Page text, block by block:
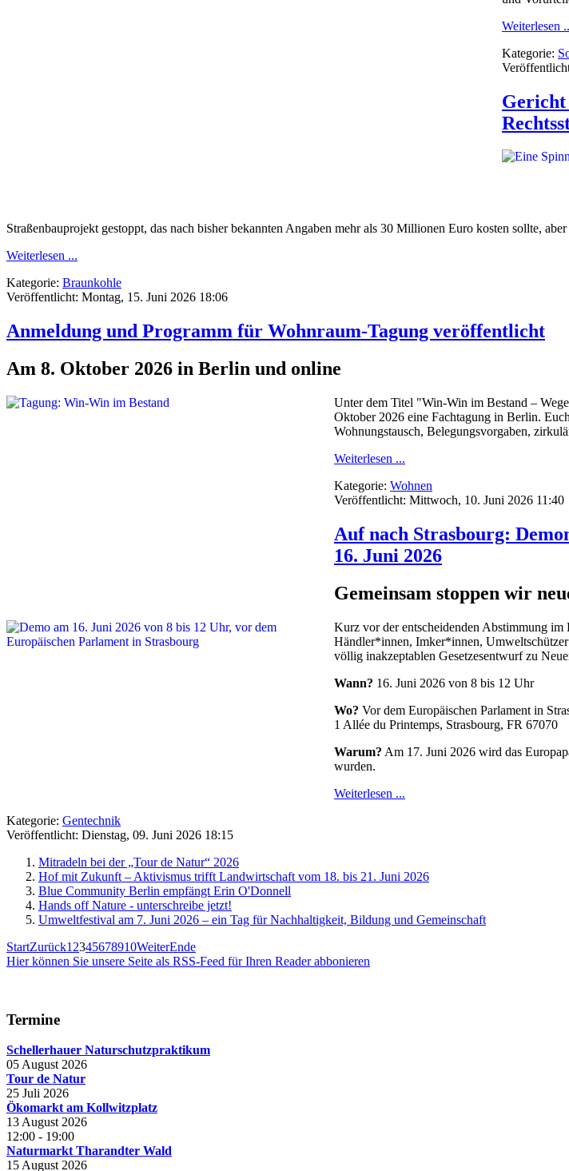
Weiterlesen
Kategorie:
Gericht
Straßenbauprojekt gestoppt, das nach bisher bekannten Angaben mehr als 30 Millionen Euro kosten sollte,
Weiterlesen ...
Kategorie: Braunkohle
Veröffentlicht: Montag, 15. Juni 2026 18:06
Anmeldung und Programm für Wohnraum-Tagung veröffentlicht
Am 8. Oktober 2026 in Berlin und online
Unter dem Titel "Win-Win im Bestand –
Oktober 2026 eine Fachtagung in Berlin.
Wohnungstausch, Belegungsvorgaben,
Weiterlesen ...
Kategorie: Wohnen
Veröffentlicht: Mittwoch, 10. Juni 2026 11:40
Auf nach Strasbourg:
16. Juni 2026
Gemeinsam stoppen wir
Kurz vor der entscheidenden Abstimmung
Händler*innen, Imker*innen,
völlig inakzeptablen Gesetzesentwurf zu
Wann? 16. Juni 2026 von 8 bis 12 Uhr
Wo? Vor dem Europäischen Parlament in
1 Allée du Printemps, Strasbourg, FR 67070
Warum? Am 17. Juni 2026 wird das
wurden.
Weiterlesen ...
Kategorie: Gentechnik
Veröffentlicht: Dienstag, 09. Juni 2026 18:15
Mitradeln bei der „Tour de Natur“ 2026
Hof mit Zukunft – Aktivismus trifft Landwirtschaft vom 18. bis 21. Juni 2026
Blue Community Berlin empfängt Erin O'Donnell
Hands off Nature - unterschreibe jetzt!
Umweltfestival am 7. Juni 2026 – ein Tag für Nachhaltigkeit, Bildung und Gemeinschaft
StartZurück1 2345678910WeiterEnde
Hier können Sie unsere Seite als RSS-Feed für Ihren Reader abbonieren
Termine
Schellerhauer Naturschutzpraktikum
05 August 2026
Tour de Natur
25 Juli 2026
Ökomarkt am Kollwitzplatz
13 August 2026
12:00 - 19:00
Naturmarkt Tharandter Wald
15 August 2026